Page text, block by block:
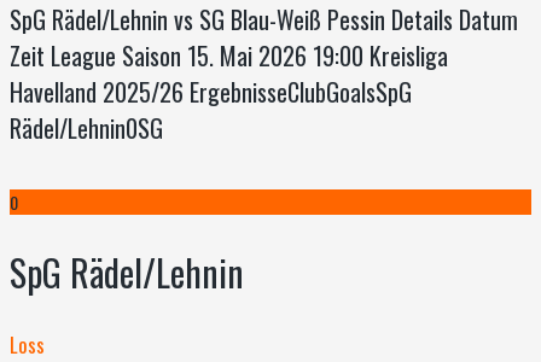
SpG Rädel/Lehnin vs SG Blau-Weiß Pessin Details Datum
Zeit League Saison 15. Mai 2026 19:00 Kreisliga
Havelland 2025/26 ErgebnisseClubGoalsSpG
Rädel/Lehnin0SG
0
SpG Rädel/Lehnin
Loss